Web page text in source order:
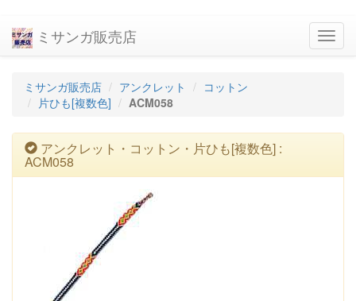
ミサンガ販売店
ミサンガ販売店 アンクレット
コットン
片ひも[複数色]
ACM058
アンクレット・コットン・片ひも[複数色] :
ACM058